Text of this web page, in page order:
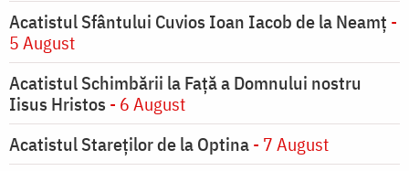
Acatistul Sfântului Cuvios Ioan Iacob de la Neamț -
5 August
Acatistul Schimbării la Faţă a Domnului nostru
Iisus Hristos - 6 August
Acatistul Stareţilor de la Optina- 7 August